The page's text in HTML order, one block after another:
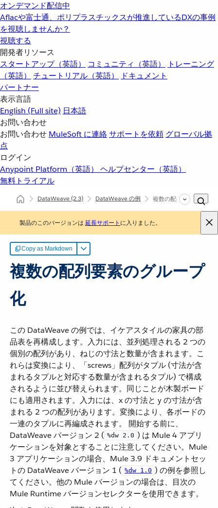
オンデマンド配信中
Aflacや富士通、ポリプラスチックスが推進しているDXの事例
を視聴しませんか？
視聴する
開発者リソース
スタートアップ（英語）
コミュニティ（英語）
トレーニング
（英語）
チュートリアル（英語）
ドキュメント
パートナー
表示言語
English (Full site) 日本語
お問い合わせ
お問い合わせ MuleSoft に連絡サポートを依頼 グローバル拠
点
ログイン
Anypoint Platform（英語） ヘルプセンター（英語）
無料トライアル
DataWeave(2.3) DataWeave の例 複数の配列要素のグル
製品のこのバージョンは 延長サポート に入りました。
Copy as Markdown
複数の配列要素のグループ
化
この DataWeave の例では、イケアスタイルの家具の部
品表を再構成します。入力には、並列処理される 2 つの
個別の配列があり、ねじの寸法と数量が含まれます。こ
れらは変換により、「screws」配列がタプル (寸法が含
まれるタプルと対応する数量が含まれるタプル) で構成
されるように並び替えられます。同じことが木製ボード
にも適用されます。入力には、x の寸法と y の寸法が含
まれる 2 つの配列があります。変換により、各ボードの
一連のタプルに再編成されます。 開始する前に、
DataWeave バージョン 2 (​ %dw 2.0 ​) は Mule 4 アプリ
ケーションを対象とすることに注意してください。Mule
3 アプリケーションの場合、Mule 3.9 ドキュメントセッ
トの DataWeave バージョン 1 (​ %dw 1.0 ​) の例を参照し
てください。他の Mule バージョンの場合は、目次の
Mule Runtime バージョンセレクターを使用できます。